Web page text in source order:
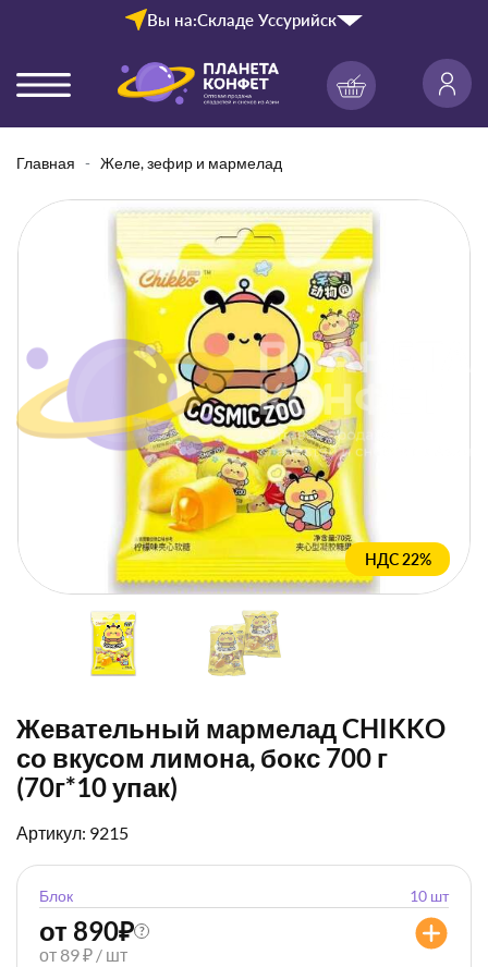
Вы на:Складе Уссурийск
Главная Желе, зефир и мармелад
НДС 22%
Жевательный мармелад CHIKKO
со вкусом лимона, бокс 700 г
(70г*10 упак)
Артикул: 9215
Блок 10 шт
от 890₽ ?
от 89 ₽ / шт